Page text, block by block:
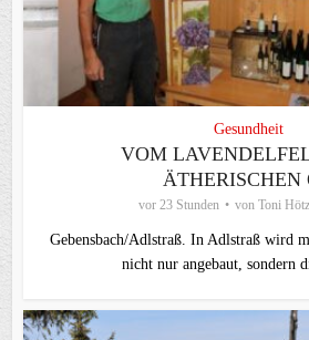
Gesundheit
VOM
ÄTHERISCHEN
vor 23 Stunden von Toni
Gebensbach/Adlstraß. In Adlstraß wird
nicht nur angebaut, sondern